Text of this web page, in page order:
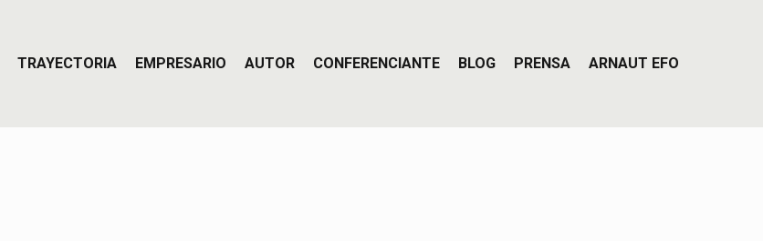
TRAYECTORIA EMPRESARIO AUTOR CONFERENCIANTE BLOG PRENSA ARNAUT EFO